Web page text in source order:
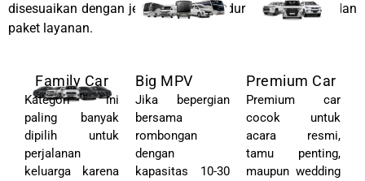
disesuaikan dengan jenis kendaraan, durasi pemakaian dan
paket layanan.
Family Car
Kategori ini
paling banyak
dipilih untuk
perjalanan
keluarga karena
Big MPV
Jika bepergian
bersama
rombongan
dengan
kapasitas 10-30
Premium Car
Premium car
cocok untuk
acara resmi,
tamu penting,
maupun wedding